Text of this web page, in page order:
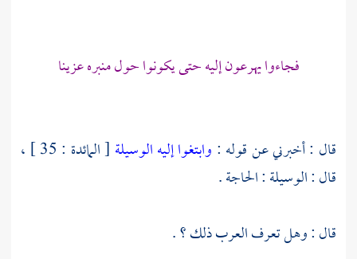
فجاءوا يهرعون إليه حتى يكونوا حول منبره عزينا
قال : أخبرني عن قوله : وابتغوا إليه الوسيلة
[ المائدة : 35 ] ،
قال : الوسيلة : الحاجة .
قال : وهل تعرف العرب ذلك ؟ .